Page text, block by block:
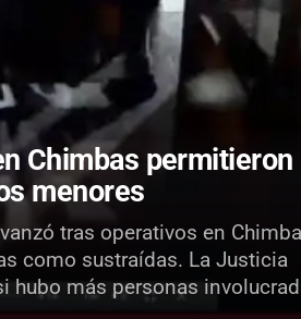
Chimbas permitieron
menores
tras operativos en
como sustraídas. La Justicia
hubo más personas